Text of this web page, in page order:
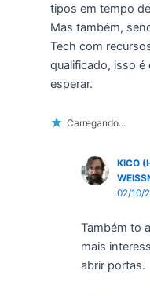
tipos em tempo
Mas também,
Tech com
qualificado, isso
esperar.
Carregando...
KICO
02/10/
Também to
mais
abrir portas.